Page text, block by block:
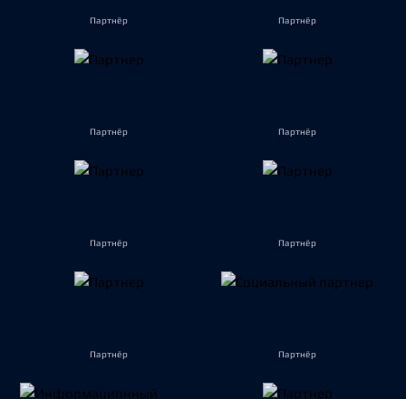
Партнёр Партнёр
Партнёр Партнёр
Партнёр Партнёр
Партнёр Партнёр